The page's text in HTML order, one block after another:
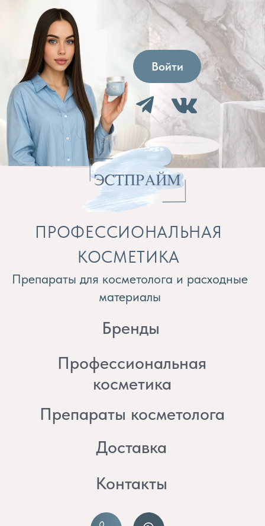
Препараты для косметолога и расходные
материалы
8 (982) 297 07 97
ПРОФЕССИОНАЛЬНАЯ
КОСМЕТИКА
Бренды
Профессиональная
Препараты косметолога
Доставка
8 (982) 277 07 97